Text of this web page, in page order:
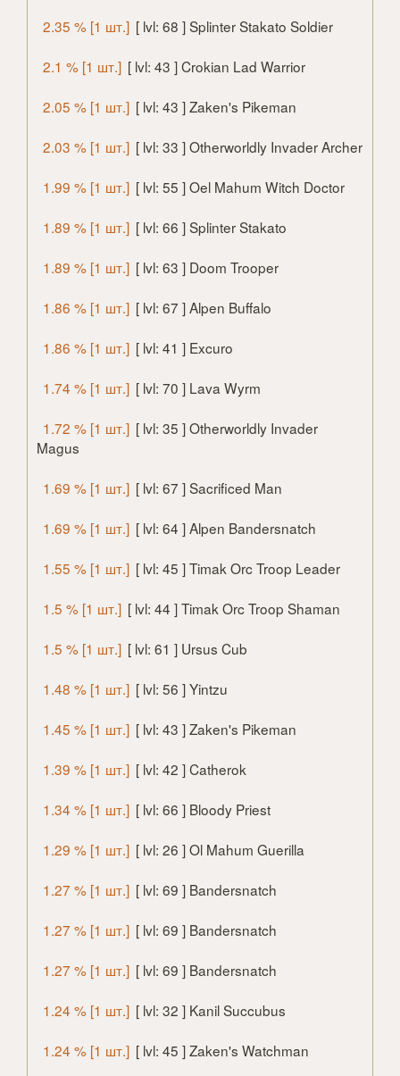
2.35 % [1 шт.] [ lvl: 68 ] Splinter Stakato Soldier
2.1 % [1 шт.] [ lvl: 43 ] Crokian Lad Warrior
2.05 % [1 шт.] [ lvl: 43 ] Zaken's Pikeman
2.03 % [1 шт.] [ lvl: 33 ] Otherworldly Invader Archer
1.99 % [1 шт.] [ lvl: 55 ] Oel Mahum Witch Doctor
1.89 % [1 шт.] [ lvl: 66 ] Splinter Stakato
1.89 % [1 шт.] [ lvl: 63 ] Doom Trooper
1.86 % [1 шт.] [ lvl: 67 ] Alpen Buffalo
1.86 % [1 шт.] [ lvl: 41 ] Excuro
1.74 % [1 шт.] [ lvl: 70 ] Lava Wyrm
1.72 % [1 шт.] [ lvl: 35 ] Otherworldly Invader
Magus
1.69 % [1 шт.] [ lvl: 67 ] Sacrificed Man
1.69 % [1 шт.] [ lvl: 64 ] Alpen Bandersnatch
1.55 % [1 шт.] [ lvl: 45 ] Timak Orc Troop Leader
1.5 % [1 шт.] [ lvl: 44 ] Timak Orc Troop Shaman
1.5 % [1 шт.] [ lvl: 61 ] Ursus Cub
1.48 % [1 шт.] [ lvl: 56 ] Yintzu
1.45 % [1 шт.] [ lvl: 43 ] Zaken's Pikeman
1.39 % [1 шт.] [ lvl: 42 ] Catherok
1.34 % [1 шт.] [ lvl: 66 ] Bloody Priest
1.29 % [1 шт.] [ lvl: 26 ] Ol Mahum Guerilla
1.27 % [1 шт.] [ lvl: 69 ] Bandersnatch
1.27 % [1 шт.] [ lvl: 69 ] Bandersnatch
1.27 % [1 шт.] [ lvl: 69 ] Bandersnatch
1.24 % [1 шт.] [ lvl: 32 ] Kanil Succubus
1.24 % [1 шт.] [ lvl: 45 ] Zaken's Watchman